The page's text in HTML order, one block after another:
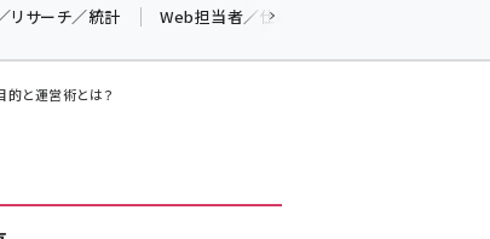
リサーチ／統計 Web担当者／仕事
的と運営術とは？